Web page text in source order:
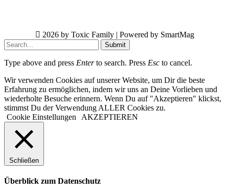
2026 by Toxic Family | Powered by SmartMag
Submit
Type above and press Enterto search. Press Esc to cancel.
Wir verwenden Cookies auf unserer Website, um Dir die beste
Erfahrung zu ermöglichen, indem wir uns an Deine Vorlieben und
wiederholte Besuche erinnern. Wenn Du auf "Akzeptieren" klickst,
stimmst Du der Verwendung ALLER Cookies zu.
Cookie Einstellungen
AKZEPTIEREN
Schließen
Überblick zum Datenschutz